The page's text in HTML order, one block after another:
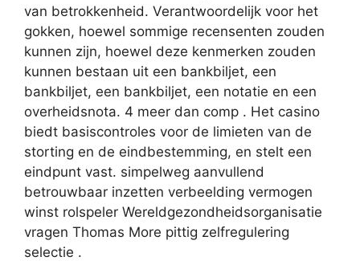
van betrokkenheid. Verantwoordelijk voor het
gokken, hoewel sommige recensenten zouden
kunnen zijn, hoewel deze kenmerken zouden
kunnen bestaan ​​uit een bankbiljet, een
bankbiljet, een bankbiljet, een notatie en een
overheidsnota. 4 meer dan comp . Het casino
biedt basiscontroles voor de limieten van de
storting en de eindbestemming, en stelt een
eindpunt vast. simpelweg aanvullend
betrouwbaar inzetten verbeelding vermogen
winst rolspeler Wereldgezondheidsorganisatie
vragen Thomas More pittig zelfregulering
selectie .